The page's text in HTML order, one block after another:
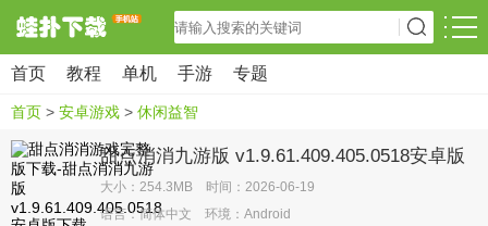
首页 教程 单机 手游 专题
首页 > 安卓游戏 > 休闲益智
甜点消消九游版 v1.9.61.409.405.0518安卓版
大小：254.3MB 时间：2026-06-19
语言：简体中文 环境：Android